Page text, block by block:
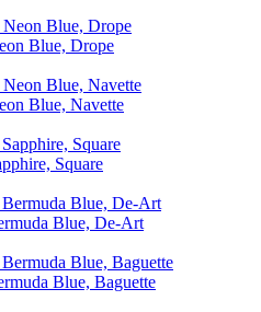
Blue, Drope
Blue, Navette
Square
Blue, De-Art
Blue, Baguette